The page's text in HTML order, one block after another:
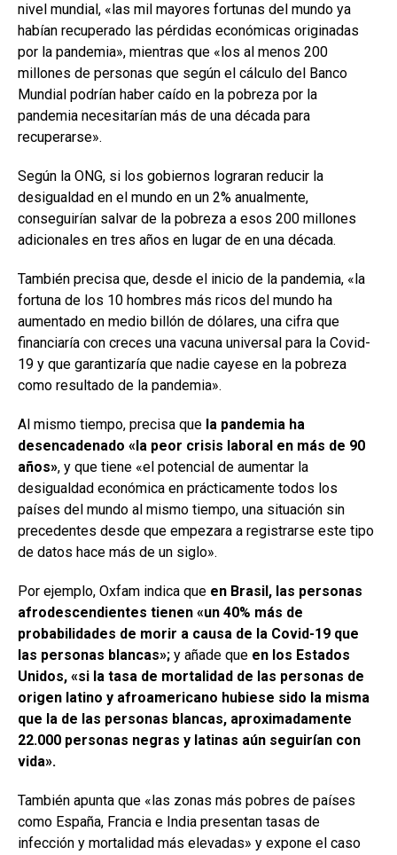
nivel mundial, «las mil mayores fortunas del mundo ya
habían recuperado las pérdidas económicas originadas
por la pandemia», mientras que «los al menos 200
millones de personas que según el cálculo del Banco
Mundial podrían haber caído en la pobreza por la
pandemia necesitarían más de una década para
recuperarse».
Según la ONG, si los gobiernos lograran reducir la
desigualdad en el mundo en un 2% anualmente,
conseguirían salvar de la pobreza a esos 200 millones
adicionales en tres años en lugar de en una década.
También precisa que, desde el inicio de la pandemia, «la
fortuna de los 10 hombres más ricos del mundo ha
aumentado en medio billón de dólares, una cifra que
financiaría con creces una vacuna universal para la Covid-
19 y que garantizaría que nadie cayese en la pobreza
como resultado de la pandemia».
Al mismo tiempo, precisa que la pandemia ha
desencadenado «la peor crisis laboral en más de 90
años», y que tiene «el potencial de aumentar la
desigualdad económica en prácticamente todos los
países del mundo al mismo tiempo, una situación sin
precedentes desde que empezara a registrarse este tipo
de datos hace más de un siglo».
Por ejemplo, Oxfam indica que en Brasil, las personas
afrodescendientes tienen «un 40% más de
probabilidades de morir a causa de la Covid-19 que
las personas blancas»; y añade que en los Estados
Unidos, «si la tasa de mortalidad de las personas de
origen latino y afroamericano hubiese sido la misma
que la de las personas blancas, aproximadamente
22.000 personas negras y latinas aún seguirían con
vida».
También apunta que «las zonas más pobres de países
como España, Francia e India presentan tasas de
infección y mortalidad más elevadas» y expone el caso